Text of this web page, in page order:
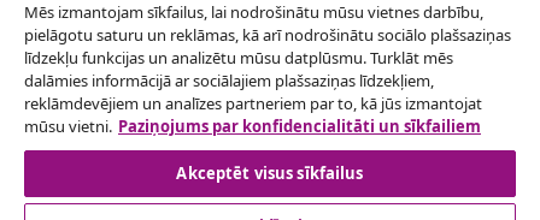
vidaXL
Apskatiet vairāk
Mēs izmantojam sīkfailus, lai nodrošinātu mūsu vietnes darbību,
pielāgotu saturu un reklāmas, kā arī nodrošinātu sociālo plašsaziņas
līdzekļu funkcijas un analizētu mūsu datplūsmu. Turklāt mēs
dalāmies informācijā ar sociālajiem plašsaziņas līdzekļiem,
reklāmdevējiem un analīzes partneriem par to, kā jūs izmantojat
mūsu vietni. Paziņojums par konfidencialitāti un sīkfailiem
Akceptēt visus sīkfailus